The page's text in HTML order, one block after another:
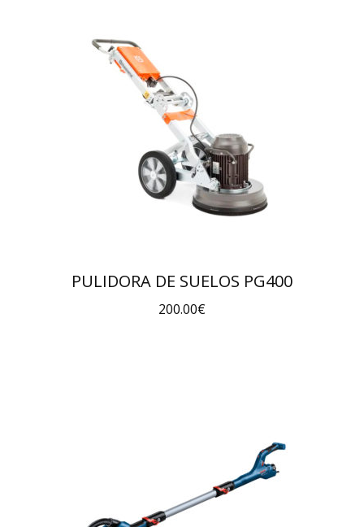
PULIDORA DE SUELOS PG400
200.00€